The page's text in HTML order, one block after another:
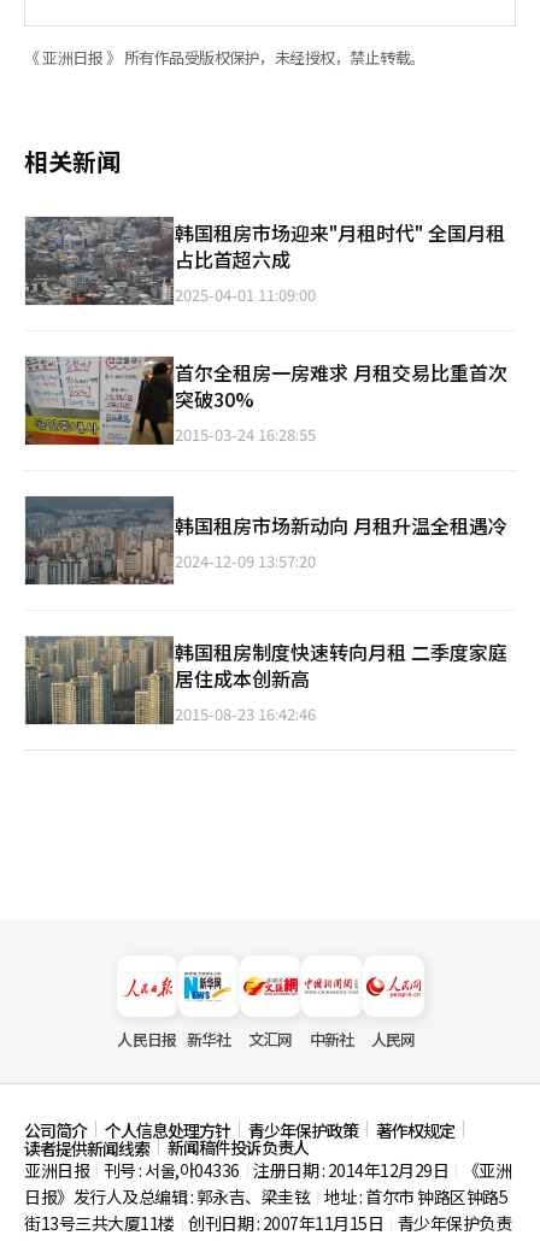
《 亚洲日报 》 所有作品受版权保护，未经授权，禁止转载。
相关新闻
韩国租房市场迎来"月租时代" 全国月租
占比首超六成
2025-04-01 11:09:00
首尔全租房一房难求 月租交易比重首次
突破30%
2015-03-24 16:28:55
韩国租房市场新动向 月租升温全租遇冷
2024-12-09 13:57:20
韩国租房制度快速转向月租 二季度家庭
居住成本创新高
2015-08-23 16:42:46
人民日报 新华社 文汇网 中新社 人民网
公司简介 个人信息处理方针 青少年保护政策 著作权规定
读者提供新闻线索
新闻稿件投诉负责人
亚洲日报
刊号 : 서울,아04336 注册日期 : 2014年12月29日
《亚洲
日报》发行人及总编辑 : 郭永吉、梁圭铉 地址 : 首尔市钟路区钟路5
街13号三共大厦11楼 创刊日期 : 2007年11月15日
青少年保护负责